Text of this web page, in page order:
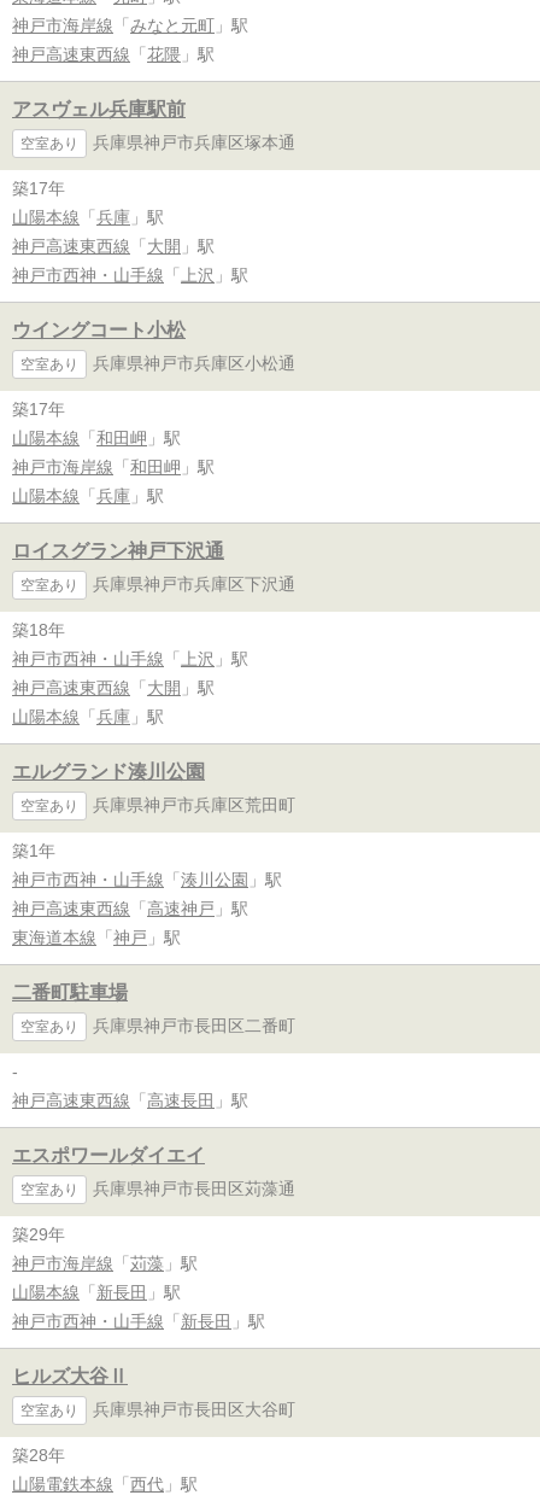
神戸市海岸線 「 みなと元町 」駅
神戸高速東西線 「 花隈 」駅
アスヴェル兵庫駅前
空室あり 兵庫県神戸市兵庫区塚本通
築17年
山陽本線 「 兵庫 」駅
神戸高速東西線 「 大開 」駅
神戸市西神・山手線 「 上沢 」駅
ウイングコート小松
空室あり 兵庫県神戸市兵庫区小松通
築17年
山陽本線 「 和田岬 」駅
神戸市海岸線 「 和田岬 」駅
山陽本線 「 兵庫 」駅
ロイスグラン神戸下沢通
空室あり 兵庫県神戸市兵庫区下沢通
築18年
神戸市西神・山手線 「 上沢 」駅
神戸高速東西線 「 大開 」駅
山陽本線 「 兵庫 」駅
エルグランド湊川公園
空室あり 兵庫県神戸市兵庫区荒田町
築1年
神戸市西神・山手線 「 湊川公園 」駅
神戸高速東西線 「 高速神戸 」駅
東海道本線 「 神戸 」駅
二番町駐車場
空室あり 兵庫県神戸市長田区二番町
-
神戸高速東西線 「 高速長田 」駅
エスポワールダイエイ
空室あり 兵庫県神戸市長田区苅藻通
築29年
神戸市海岸線 「 苅藻 」駅
山陽本線 「 新長田 」駅
神戸市西神・山手線 「 新長田 」駅
ヒルズ大谷Ⅱ
空室あり 兵庫県神戸市長田区大谷町
築28年
山陽電鉄本線 「 西代 」駅